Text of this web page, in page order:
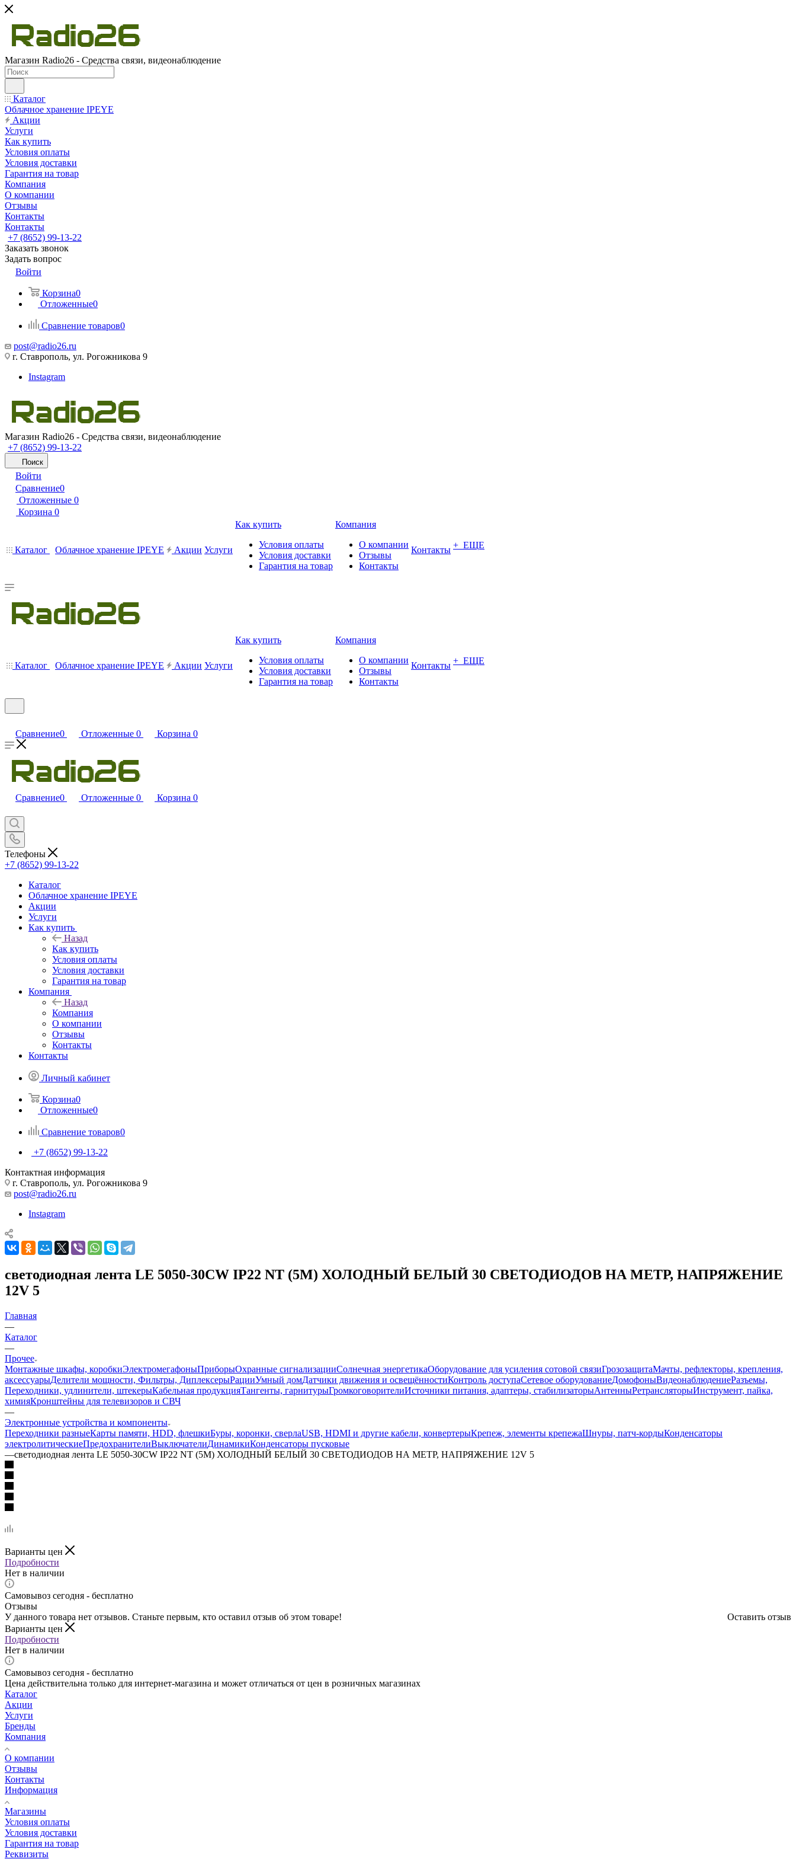
Магазин Radio26 - Средства связи, видеонаблюдение
Каталог
Облачное хранение IPEYE
Акции
Услуги
Как купить
Условия оплаты
Условия доставки
Гарантия на товар
Компания
О компании
Отзывы
Контакты
Контакты
+7 (8652) 99-13-22
Заказать звонок
Задать вопрос
Войти
Корзина0
Отложенные0
Сравнение товаров0
post@radio26.ru
г. Ставрополь, ул. Рогожникова 9
Instagram
Магазин Radio26 - Средства связи, видеонаблюдение
+7 (8652) 99-13-22
Поиск
Войти
Сравнение0
Отложенные 0
Корзина 0
Каталог Облачное хранение IPEYE Акции Услуги
Как купить
Условия оплаты
Условия доставки
Гарантия на товар
Компания
О компании
Отзывы
Контакты
Контакты + ЕЩЕ
Каталог Облачное хранение IPEYE Акции Услуги
Как купить
Условия оплаты
Условия доставки
Гарантия на товар
Компания
О компании
Отзывы
Контакты
Контакты + ЕЩЕ
Сравнение0 Отложенные 0 Корзина 0
Сравнение0 Отложенные 0 Корзина 0
Телефоны
+7 (8652) 99-13-22
Каталог
Облачное хранение IPEYE
Акции
Услуги
Как купить
Назад
Как купить
Условия оплаты
Условия доставки
Гарантия на товар
Компания
Назад
Компания
О компании
Отзывы
Контакты
Контакты
Личный кабинет
Корзина0
Отложенные0
Сравнение товаров0
+7 (8652) 99-13-22
Контактная информация
г. Ставрополь, ул. Рогожникова 9
post@radio26.ru
Instagram
светодиодная лента LE 5050-30CW IP22 NT (5М) ХОЛОДНЫЙ БЕЛЫЙ 30 СВЕТОДИОДОВ НА МЕТР, НАПРЯЖЕНИЕ
12V 5
Главная
—
Каталог
—
Прочее
Монтажные шкафы, коробкиЭлектромегафоныПриборыОхранные сигнализацииСолнечная энергетикаОборудование для усиления сотовой связиГрозозащитаМачты, рефлекторы, крепления,
аксессуарыДелители мощности, Фильтры, ДиплексерыРацииУмный домДатчики движения и освещённостиКонтроль доступаСетевое оборудованиеДомофоныВидеонаблюдениеРазъемы,
Переходники, удлинители, штекерыКабельная продукцияТангенты, гарнитурыГромкоговорителиИсточники питания, адаптеры, стабилизаторыАнтенныРетрансляторыИнструмент, пайка,
химияКронштейны для телевизоров и СВЧ
—
Электронные устройства и компоненты
Переходники разныеКарты памяти, HDD, флешкиБуры, коронки, сверлаUSB, HDMI и другие кабели, конвертерыКрепеж, элементы крепежаШнуры, патч-кордыКонденсаторы
электролитическиеПредохранителиВыключателиДинамикиКонденсаторы пусковые
—светодиодная лента LE 5050-30CW IP22 NT (5М) ХОЛОДНЫЙ БЕЛЫЙ 30 СВЕТОДИОДОВ НА МЕТР, НАПРЯЖЕНИЕ 12V 5
Варианты цен
Подробности
Нет в наличии
Самовывоз сегодня - бесплатно
Отзывы
Оставить отзыв
У данного товара нет отзывов. Станьте первым, кто оставил отзыв об этом товаре!
Варианты цен
Подробности
Нет в наличии
Самовывоз сегодня - бесплатно
Цена действительна только для интернет-магазина и может отличаться от цен в розничных магазинах
Каталог
Акции
Услуги
Бренды
Компания
О компании
Отзывы
Контакты
Информация
Магазины
Условия оплаты
Условия доставки
Гарантия на товар
Реквизиты